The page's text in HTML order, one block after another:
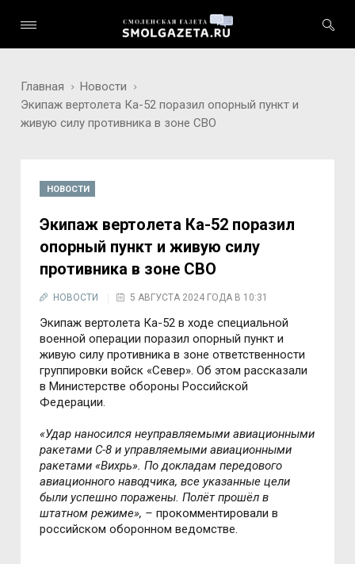
Главная
Новости
Экипаж вертолета Ка-52 поразил опорный пункт и
живую силу противника в зоне СВО
НОВОСТИ
Экипаж вертолета Ка-52 поразил
опорный пункт и живую силу
противника в зоне СВО
НОВОСТИ 5 АВГУСТА 2024 ГОДА В 10:31
Экипаж вертолета Ка-52 в ходе специальной
военной операции поразил опорный пункт и
живую силу противника в зоне ответственности
группировки войск «Север». Об этом рассказали
в Министерстве обороны Российской
Федерации.
«Удар наносился неуправляемыми авиационными
ракетами С-8 и управляемыми авиационными
ракетами «Вихрь». По докладам передового
авиационного наводчика, все указанные цели
были успешно поражены. Полёт прошёл в
штатном режиме», – прокомментировали в
российском оборонном ведомстве.